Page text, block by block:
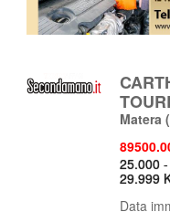
Matera
25.000 -
29.999
Data